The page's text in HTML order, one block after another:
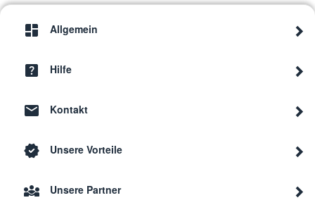
Allgemein
Hilfe
Kontakt
Unsere Vorteile
Unsere Partner